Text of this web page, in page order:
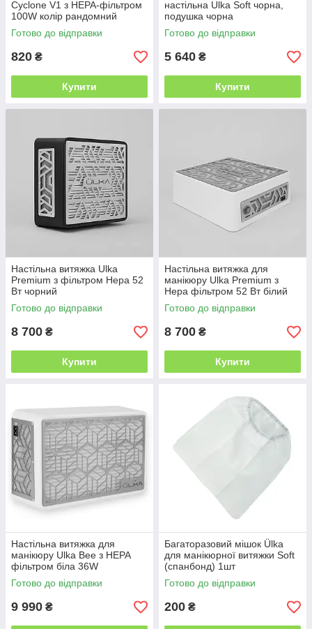
Cyclone V1 з НЕРА-фільтром
100W колір рандомний
Готово до відправки
820 ₴
Купити
настільна Ulka Soft чорна,
подушка чорна
Готово до відправки
5 640 ₴
Купити
Настільна витяжка Ulka
Premium з фільтром Hepa 52
Вт чорний
Готово до відправки
8 700 ₴
Купити
Настільна витяжка для
манікюру Ulka Premium з
Hepa фільтром 52 Вт білий
Готово до відправки
8 700 ₴
Купити
Настільна витяжка для
манікюру Ulka Bee з HEPA
фільтром біла 36W
Готово до відправки
9 990 ₴
Багаторазовий мішок Ülka
для манікюрної витяжки Soft
(спанбонд) 1шт
Готово до відправки
200 ₴